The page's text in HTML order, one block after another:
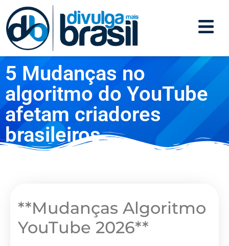
5 Mudanças no
algoritmo do YouTube
afetam criadores
brasileiros
**Mudanças Algoritmo
YouTube 2026**